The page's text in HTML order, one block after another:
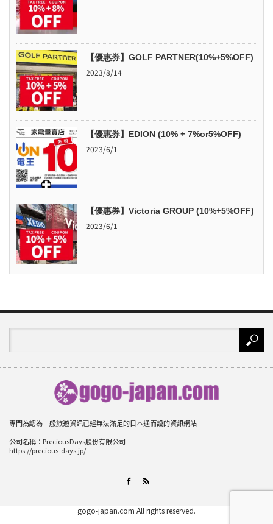
【優惠券】GOLF PARTNER(10%+5%OFF)
2023/8/14
【優惠券】EDION (10% + 7%or5%OFF)
2023/6/1
【優惠券】Victoria GROUP (10%+5%OFF)
2023/6/1
專門為認為一般旅遊資訊已經無法滿足的日本通而設的資訊網站
公司名稱：PreciousDays股份有限公司
https://precious-days.jp/
Facebook
gogo-japan.com All rights reserved.